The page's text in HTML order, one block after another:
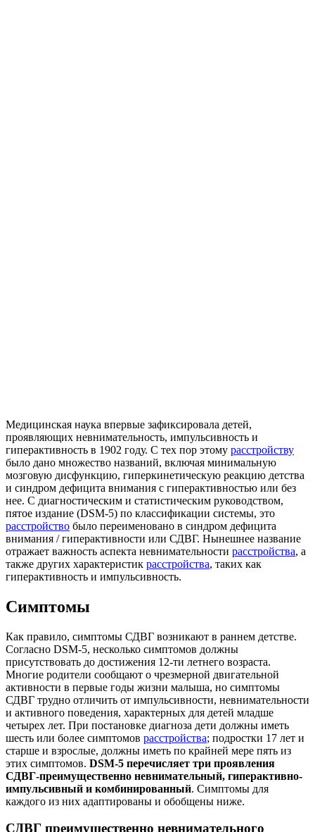
Медицинская наука впервые зафиксировала детей,
проявляющих невнимательность, импульсивность и
гиперактивность в 1902 году. С тех пор этому расстройству
было дано множество названий, включая минимальную
мозговую дисфункцию, гиперкинетическую реакцию детства
и синдром дефицита внимания с гиперактивностью или без
нее. С диагностическим и статистическим руководством,
пятое издание (DSM-5) по классификации системы, это
расстройство было переименовано в синдром дефицита
внимания / гиперактивности или СДВГ. Нынешнее название
отражает важность аспекта невнимательности расстройства, а
также других характеристик расстройства, таких как
гиперактивность и импульсивность.
Симптомы
Как правило, симптомы СДВГ возникают в раннем детстве.
Согласно DSM-5, несколько симптомов должны
присутствовать до достижения 12-ти летнего возраста.
Многие родители сообщают о чрезмерной двигательной
активности в первые годы жизни малыша, но симптомы
СДВГ трудно отличить от импульсивности, невнимательности
и активного поведения, характерных для детей младше
четырех лет. При постановке диагноза дети должны иметь
шесть или более симптомов расстройства; подростки 17 лет и
старше и взрослые, должны иметь по крайней мере пять из
этих симптомов. DSM-5 перечисляет три проявления
СДВГ-преимущественно невнимательный, гиперактивно-
импульсивный и комбинированный. Симптомы для
каждого из них адаптированы и обобщены ниже.
СДВГ преимущественно невнимательного